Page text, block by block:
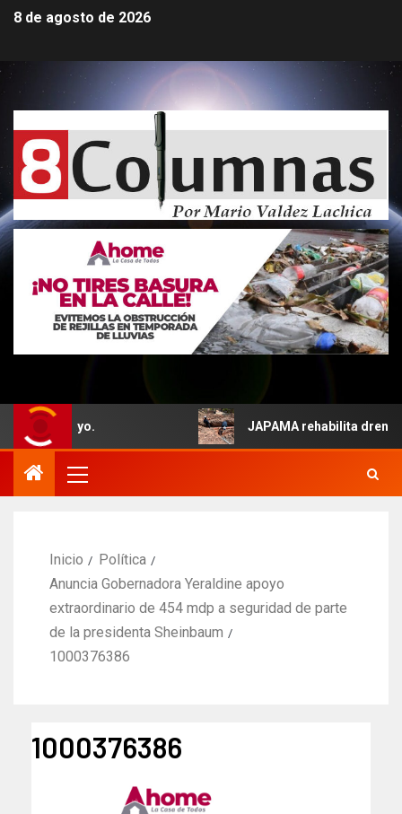
8 de agosto de 2026
5 de Mayo. JAPAMA rehabilita drenaje
Inicio
Política
Anuncia Gobernadora Yeraldine apoyo
extraordinario de 454 mdp a seguridad de parte
de la presidenta Sheinbaum
1000376386
1000376386